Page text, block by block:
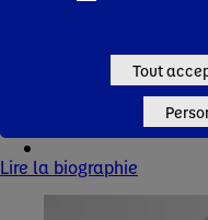
Véronique
DGA Groupe, en charge
Lire la biographie
Tout